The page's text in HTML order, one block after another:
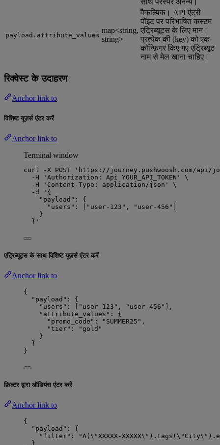
साथ परस्पर अनन्य।
payload.attribute_values
map<string,
string>
वैकल्पिक। API एंट्री
पॉइंट पर परिभाषित कस्टम
एट्रिब्यूट्स के लिए मान।
प्रत्येक की (key) को एक
कॉन्फ़िगर किए गए एट्रिब्यूट
नाम से मेल खाना चाहिए।
रिक्वेस्ट के उदाहरण
Anchor link to
विशिष्ट यूज़र्स एंटर करें
Anchor link to
Terminal window
curl -X POST ' https://journey.pushwoosh.com/
-H
' Authorization: Api YOUR_API_TOKEN '
\
-H
' Content-Type: application/json '
\
-d
' {
"payload": {
"users": ["user-123", "user-456"]
}
} '
एट्रिब्यूट्स के साथ विशिष्ट यूज़र्स एंटर करें
Anchor link to
{
"payload" : {
"users" : [ " user-123 " , " user-456 "
],
"attribute_values" : {
"promo_code" : " SUMMER25 " ,
"tier" : "gold "
}
}
}
फ़िल्टर द्वारा ऑडियंस एंटर करें
Anchor link to
{
"payload" : {
"filter" : "A( \"XXXXX-XXXXX\" ).tags( \" City\"
}